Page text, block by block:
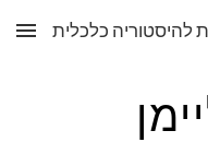
Skip to main content
להיסטוריה כלכלית